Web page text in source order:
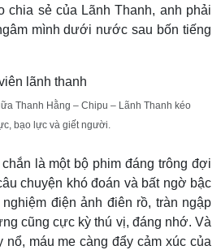
chia sẻ của Lãnh Thanh, anh phải
mình dưới nước sau bốn tiếng
Thanh Hằng – Chipu – Lãnh Thanh kéo
bạo lực và giết người.
chắn là một bộ phim đáng trông đợi
chuyện khó đoán và bất ngờ bậc
điện ảnh điên rồ, tràn ngập
cũng cực kỳ thú vị, đáng nhớ. Và
máu me càng đẩy cảm xúc của